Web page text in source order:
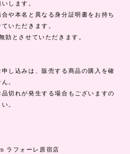
します。
や本名と異なる身分証明書をお持ち
いただきます。
効とさせていただきます。
し込みは、販売する商品の購入を確
。
切れが発生する場合もございますの
。
ラフォーレ原宿店